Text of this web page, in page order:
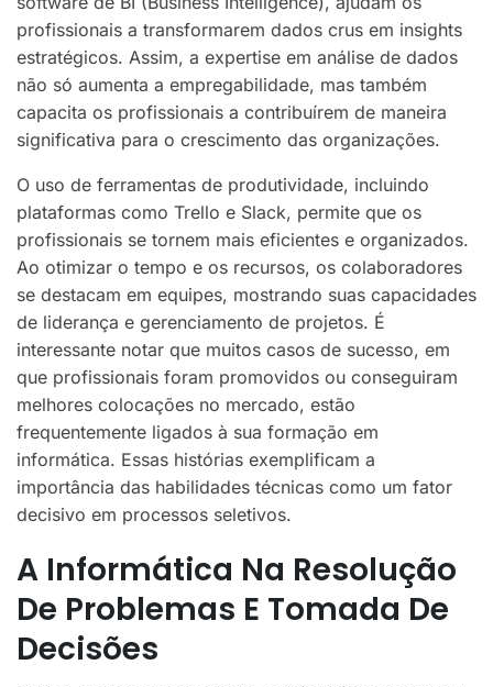
profissionais a transformarem dados crus em insights
estratégicos. Assim, a expertise em análise de dados
não só aumenta a empregabilidade, mas também
capacita os profissionais a contribuírem de maneira
significativa para o crescimento das organizações.
O uso de ferramentas de produtividade, incluindo
plataformas como Trello e Slack, permite que os
profissionais se tornem mais eficientes e organizados.
Ao otimizar o tempo e os recursos, os colaboradores
se destacam em equipes, mostrando suas capacidades
de liderança e gerenciamento de projetos. É
interessante notar que muitos casos de sucesso, em
que profissionais foram promovidos ou conseguiram
melhores colocações no mercado, estão
frequentemente ligados à sua formação em
informática. Essas histórias exemplificam a
importância das habilidades técnicas como um fator
decisivo em processos seletivos.
A Informática Na Resolução
De Problemas E Tomada De
Decisões